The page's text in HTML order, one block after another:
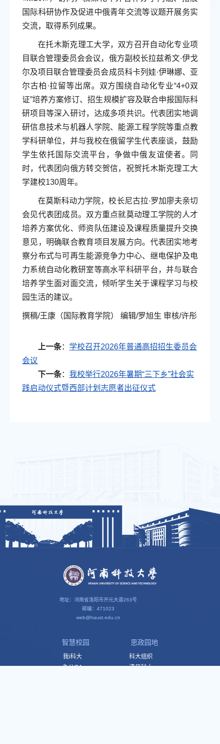
国际科研协作及促进中俄青年交流等议题开展务实
交流，取得系列成果。
在托木斯克理工大学，双方召开自动化专业项
目联合管理委员会会议，俄方副校长拉兹希文·伊戈
尔及项目联合管理委员会成员科卡列娃·伊琳娜、亚
尔古柏·拉留等出席。双方围绕自动化专业“4+0双
证”培养方案修订、招生规模扩容及联合申报国际科
研项目等深入研讨，达成多项共识。代表团实地调
研信息技术与机器人学院、能源工程学院等重点教
学科研单位，并与我校在俄留学生代表座谈，鼓励
学生依托国际交流平台，争做中俄友谊使者。同
时，代表团向俄方转交贺信，祝贺托木斯克理工大
学建校130周年。
在莫斯科动力学院，校长尼古拉·罗加廖夫亲切
会见代表团成员。双方重点就莫动理工学院的人才
培养方案优化、师资队伍建设及课程质量提升交换
意见，明确联合教育项目发展方向。代表团实地考
察分布式与可再生能源竞争力中心、继电保护及电
力系统自动化教研室等高水平科研平台，并与联合
培养学生面对面交流，倾听学生关于课程学习与校
园生活的建议。
撰稿/王康（国际教育学院） 编辑/罗旭生 审核/许彤
上一条： 学校召开2026年普通高招招生委员会
会议
下一条： 我校举行2026年暑期“三下乡”社会实
践启动仪式暨西部计划志愿者出征仪式
地址：河南省洛阳市开元大道263号
邮编：471023
web@haust.edu.cn
智慧校园
我i科大
办公OA
思政园地
科大组织
清风科大